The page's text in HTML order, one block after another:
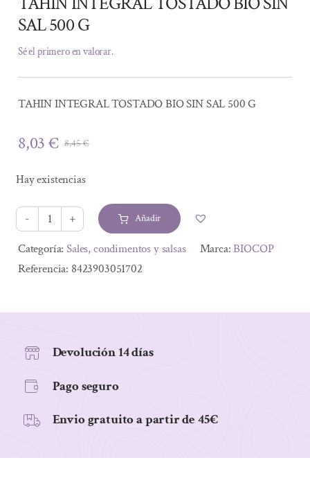
SAL 500 G
Sé el primero en valorar.
TAHIN INTEGRAL TOSTADO BIO SIN SAL 500 G
8,45€El
era:
8,45 €.
8,03€
El
es:
8,03 €.
Hay existencias
TAHIN
INTEGRAL
TOSTADO
500
cantidad
Añadir
Alternative:
Categoría:Sales, condimentos y salsas Marca:BIOCOP
Referencia: 8423903051702
Devolución 14 días
Pago seguro
Envio gratuito a partir de 45€